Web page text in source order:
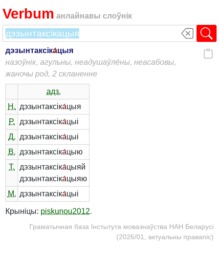
Verbum анлайнавы слоўнік
дэзынтаксіка́цыя
назоўнік, агульны, неадушаўлёны, неасабовы,
жаночы род, 2 скланенне
адз.
Н. дэзынтаксіка́цыя
Р.
дэзынтаксіка́цыі
Д. дэзынтаксіка́цыі
В. дэзынтаксіка́цыю
Т.
дэзынтаксіка́цыяй
дэзынтаксіка́цыяю
М. дэзынтаксіка́цыі
Крыніцы: piskunou2012.
Граматычная база Інстытута мовазнаўства НАН Беларусі
(2026/01, актуальны правапіс)